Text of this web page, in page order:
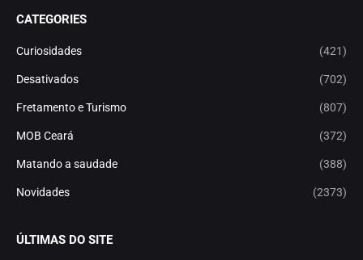
CATEGORIES
Curiosidades (421)
Desativados (702)
Fretamento e Turismo (807)
MOB Ceará (372)
Matando a saudade (388)
Novidades (2373)
ÚLTIMAS DO SITE